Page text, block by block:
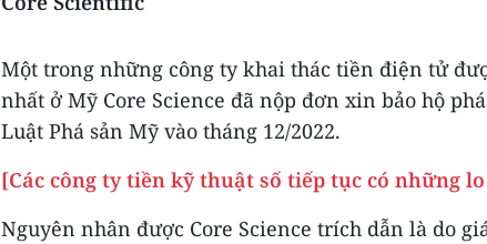
Một trong những công ty khai thác tiền điện tử
nhất ở Mỹ Core Science đã nộp đơn xin bảo hộ
Luật Phá sản Mỹ vào tháng 12/2022.
[Các công ty tiền kỹ thuật số tiếp tục có những
Nguyên nhân được Core Science trích dẫn là do